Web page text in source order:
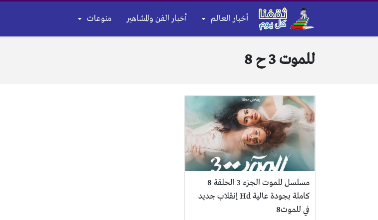
أخبار العالم أخبار الفن والمشاهير منوعات
للموت 3 ح 8
مسلسل للموت الجزء 3 الحلقة 8
كاملة بجودة عالية Hd إنقلاب جديد
في للموت8